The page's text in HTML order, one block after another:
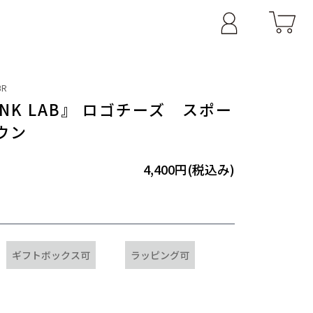
LAB』 ロゴチーズ スポー
ン
4,400円(税込み)
ギフトボックス可 ラッピング可